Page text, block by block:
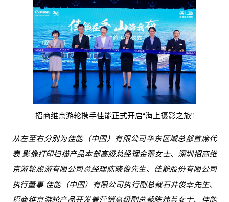
招商维京游轮携手佳能正式开启“海上摄影之旅”
从左至右分别为佳能（中国）有限公司华东区域总部首席代
表 影像打印扫描产品本部高级总经理金蕾女士、深圳招商维
京游轮旅游有限公司总经理陈晓俊先生、佳能股份有限公司
执行董事 佳能（中国）有限公司执行副总裁石井俊幸先生、
招商维京游轮产品开发兼营销高级副总裁陈炜芸女士、佳能